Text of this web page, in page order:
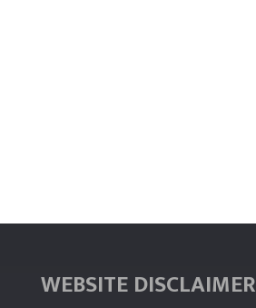
WEBSITE DISCLAIMER